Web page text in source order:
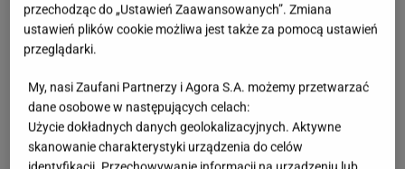
Jak dowiadujemy się z uzasadnienia wspomnianego
projektu, opracowanie nowego wzoru legitymacji
zakresie zabezpieczeń przed fałszerstwem zgodnie
z rozporządzeniem Ministra Spraw Wewnętrznych i
Administracji z dnia 1 lipca 2022 roku w sprawie
przechodząc do „Ustawień Zaawansowanych”. Zmiana
ustawień plików cookie możliwa jest także za pomocą ustawień
przeglądarki.
My, nasi Zaufani Partnerzy i Agora S.A. możemy przetwarzać
dane osobowe w następujących celach:
Użycie dokładnych danych geolokalizacyjnych. Aktywne
skanowanie charakterystyki urządzenia do celów